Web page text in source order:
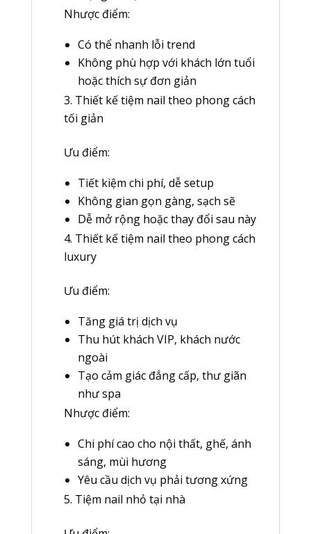
Nhược điểm:
Có thể nhanh lỗi trend
Không phù hợp với khách lớn tuổi
hoặc thích sự đơn giản
Thiết kế tiệm nail theo phong cách
tối giản
Ưu điểm:
Tiết kiệm chi phí, dễ setup
Không gian gọn gàng, sạch sẽ
Dễ mở rộng hoặc thay đổi sau này
Thiết kế tiệm nail theo phong cách
luxury
Ưu điểm:
Tăng giá trị dịch vụ
Thu hút khách VIP, khách nước
ngoài
Tạo cảm giác đẳng cấp, thư giãn
như spa
Nhược điểm:
Chi phí cao cho nội thất, ghế, ánh
sáng, mùi hương
Yêu cầu dịch vụ phải tương xứng
Tiệm nail nhỏ tại nhà